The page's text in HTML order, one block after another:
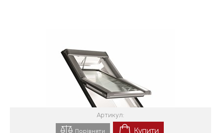
Артикул:
Порівняти Купити